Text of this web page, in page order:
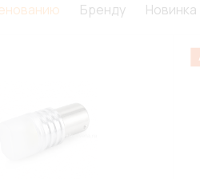
Бренду Новинка